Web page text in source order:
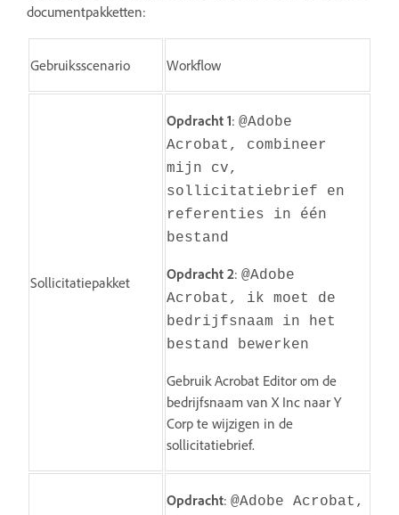
documentpakketten:
Gebruiksscenario Workflow
Sollicitatiepakket
Opdracht 1: @Adobe
Acrobat, combineer
mijn cv,
sollicitatiebrief en
referenties in één
bestand
Opdracht 2: @Adobe
Acrobat, ik moet de
bedrijfsnaam in het
bestand bewerken
Gebruik Acrobat Editor om de
bedrijfsnaam van X Inc naar Y
Corp te wijzigen in de
sollicitatiebrief.
Opdracht: @Adobe Acrobat,